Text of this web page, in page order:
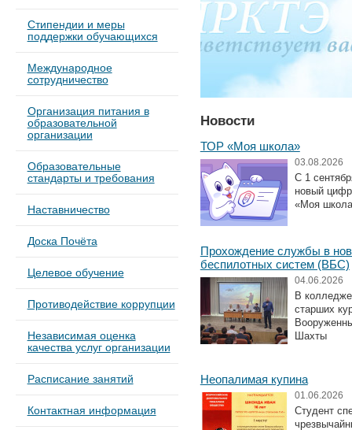
Стипендии и меры
поддержки обучающихся
Международное
сотрудничество
Организация питания в
образовательной
организации
Образовательные
стандарты и требования
Наставничество
Доска Почёта
Целевое обучение
Противодействие коррупции
Независимая оценка
качества услуг организации
Расписание занятий
Контактная информация
Новости
ТОР «Моя школа»
03.08.2026
С 1
новый
«Моя
Прохождение службы в
беспилотных систем (ВБС)
04.06.2026
В
старших
Шахты
Неопалимая купина
01.06.2026
Студент